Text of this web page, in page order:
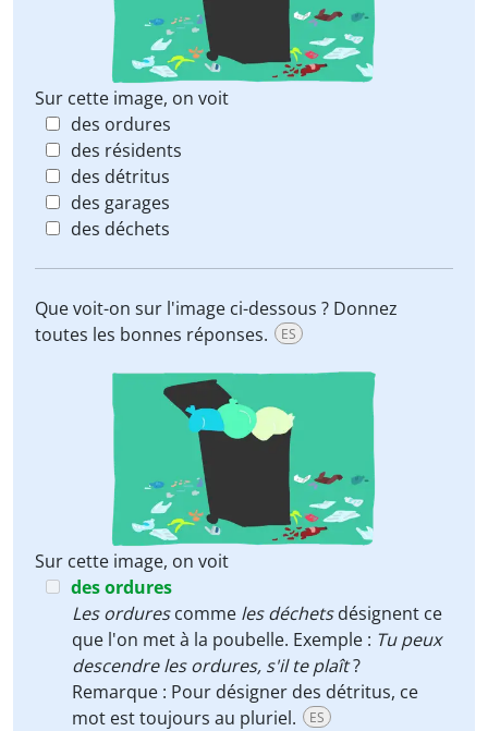
Sur cette image, on voit
des ordures
des résidents
des détritus
des garages
des déchets
Que voit-on sur l'image ci-dessous ? Donnez
toutes les bonnes réponses.
ES
Sur cette image, on voit
des ordures
Les ordurescomme les déchetsdésignent ce
que l'on met à la poubelle. Exemple : Tu peux
descendre les ordures, s'il te plaît?
Remarque : Pour désigner des détritus, ce
mot est toujours au pluriel.
ES